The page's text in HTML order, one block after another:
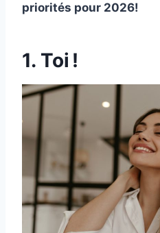
priorités pour 2026!
1. Toi !